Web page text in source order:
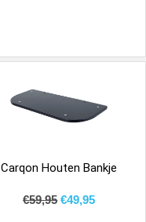
Carqon Houten Bankje
€59,95 €49,95